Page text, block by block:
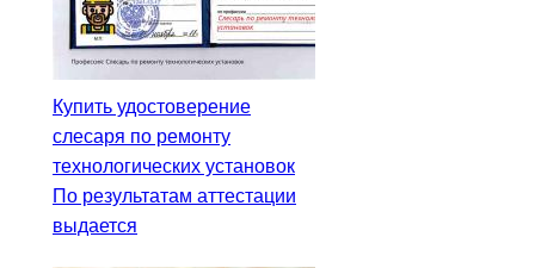
Купить удостоверение
слесаря по ремонту
технологических установок
По результатам аттестации
выдается